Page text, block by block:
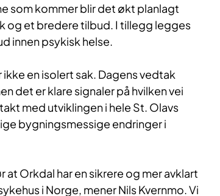
som kommer blir det økt planlagt
og et bredere tilbud. I tillegg legges
innen psykisk helse.
en isolert sak. Dagens vedtak
det er klare signaler på hvilken vei
med utviklingen i hele St. Olavs
bygningsmessige endringer i
Orkdal har en sikrere og mer avklart
i Norge, mener Nils Kvernmo. Vi